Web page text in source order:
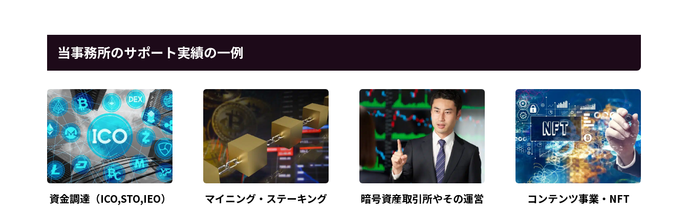
当事務所のサポート実績の一例
資金調達（ICO,STO,IEO） マイニング・ステーキング 暗号資産取引所やその運営 コンテンツ事業・NFT